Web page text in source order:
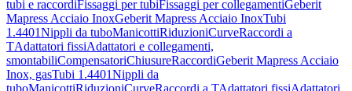
tubi e raccordiFissaggi per tubiFissaggi per collegamentiGeberit
Mapress Acciaio InoxGeberit Mapress Acciaio InoxTubi
1.4401Nippli da tuboManicottiRiduzioniCurveRaccordi a
TAdattatori fissiAdattatori e collegamenti,
smontabiliCompensatoriChiusureRaccordiGeberit Mapress Acciaio
Inox, gasTubi 1.4401Nippli da
tuboManicottiRiduzioniCurveRaccordi a TAdattatori fissiAdattatori